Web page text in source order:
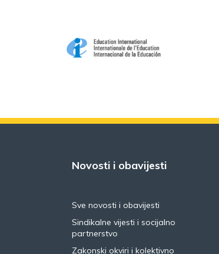
Novosti i obavijesti
Sve novosti i obavijesti
Sindikalne vijesti i socijalno
partnerstvo
Zakonski okviri i kolektivno